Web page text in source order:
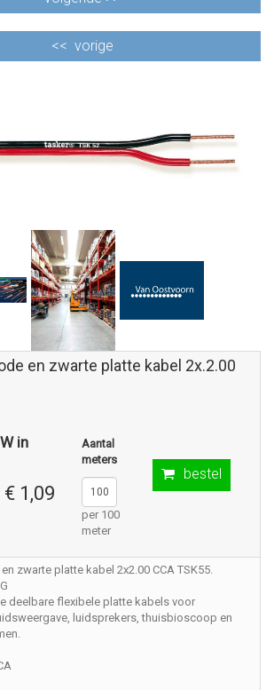
<< vorige
en zwarte platte kabel 2x.2.00
in
€ 1,09
Aantal
meters
per 100
meter
bestel
zwarte platte kabel 2x2.00 CCA TSK55.
deelbare flexibele platte kabels voor
luidsprekers, thuisbioscoop en